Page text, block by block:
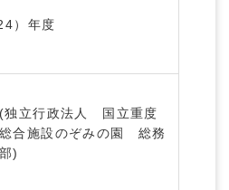
）年度
立行政法人 国立重度
合施設のぞみの園 総務
)